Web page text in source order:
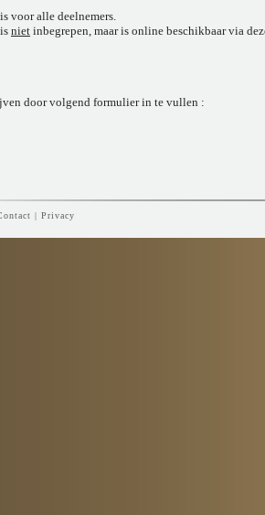
voor alle deelnemers.
niet inbegrepen, maar is online beschikbaar via
door volgend formulier in te vullen :
| Privacy